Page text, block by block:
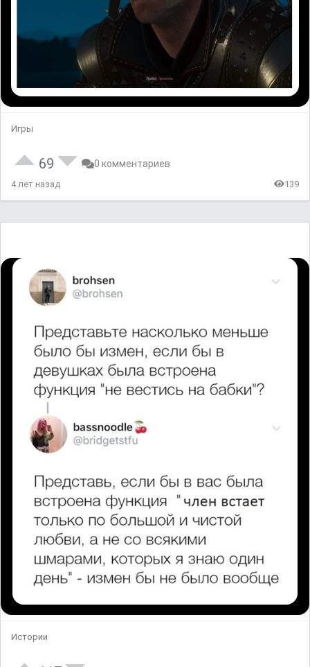
Игры
69 0 комментариев
4 лет назад 139
Истории